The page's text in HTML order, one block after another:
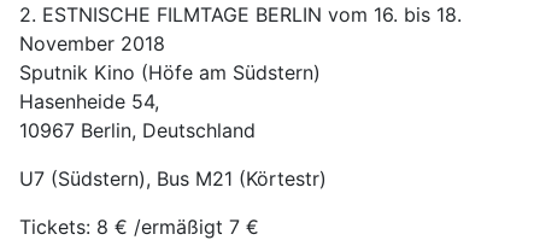
2. ESTNISCHE FILMTAGE BERLIN vom 16. bis 18.
November 2018
Sputnik Kino (Höfe am Südstern)
Hasenheide 54,
10967 Berlin, Deutschland
U7 (Südstern), Bus M21 (Körtestr)
Tickets: 8 € /ermäßigt 7 €